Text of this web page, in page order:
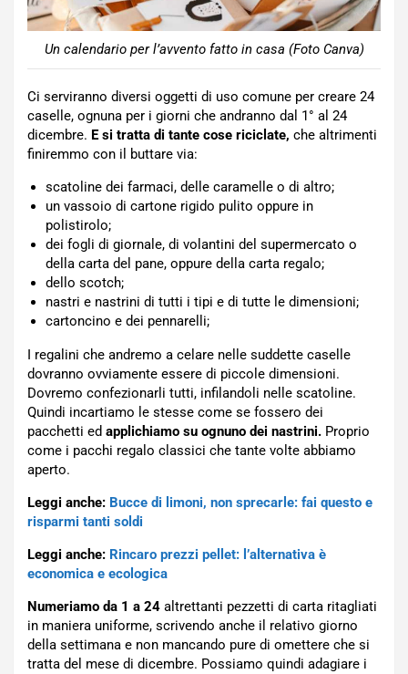
Un calendario per l’avvento fatto in casa (Foto Canva)
Ci serviranno diversi oggetti di uso comune per creare 24
caselle, ognuna per i giorni che andranno dal 1° al 24
dicembre. E si tratta di tante cose riciclate, che altrimenti
finiremmo con il buttare via:
scatoline dei farmaci, delle caramelle o di altro;
un vassoio di cartone rigido pulito oppure in
polistirolo;
dei fogli di giornale, di volantini del supermercato o
della carta del pane, oppure della carta regalo;
dello scotch;
nastri e nastrini di tutti i tipi e di tutte le dimensioni;
cartoncino e dei pennarelli;
I regalini che andremo a celare nelle suddette caselle
dovranno ovviamente essere di piccole dimensioni.
Dovremo confezionarli tutti, infilandoli nelle scatoline.
Quindi incartiamo le stesse come se fossero dei
pacchetti ed applichiamo su ognuno dei nastrini. Proprio
come i pacchi regalo classici che tante volte abbiamo
aperto.
Leggi anche: Bucce di limoni, non sprecarle: fai questo e
risparmi tanti soldi
Leggi anche: Rincaro prezzi pellet: l’alternativa è
economica e ecologica
Numeriamo da 1 a 24 altrettanti pezzetti di carta ritagliati
in maniera uniforme, scrivendo anche il relativo giorno
della settimana e non mancando pure di omettere che si
tratta del mese di dicembre. Possiamo quindi adagiare i